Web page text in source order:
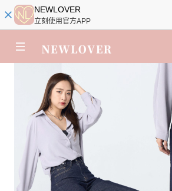
NEWLOVER
立刻使用官方APP